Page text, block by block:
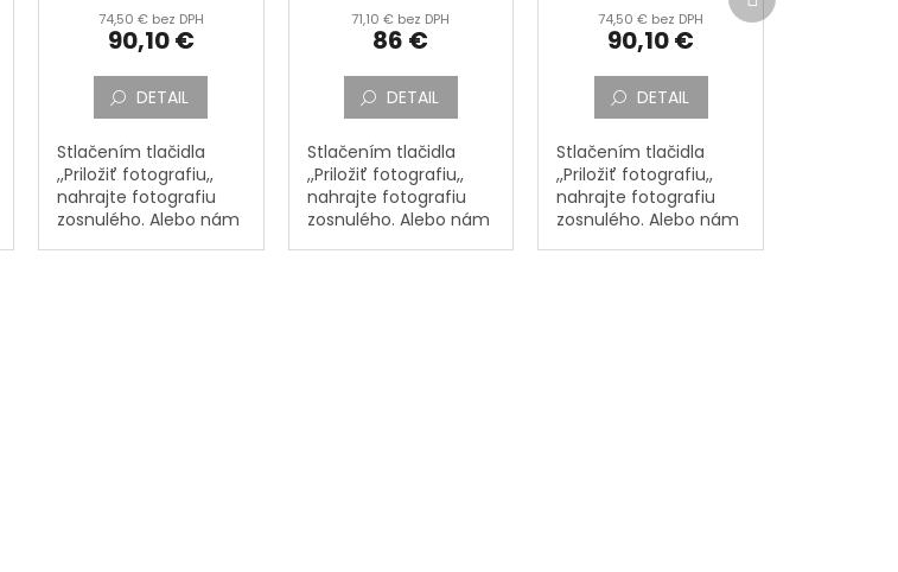
74,50 € bez DPH
90,10 €
DETAIL
Stlačením tlačidla
,,Priložiť fotografiu,,
nahrajte fotografiu
zosnulého. Alebo nám
71,10 € bez DPH
86 €
DETAIL
Stlačením tlačidla
,,Priložiť fotografiu,,
nahrajte fotografiu
zosnulého. Alebo nám
74,50 € bez DPH
90,10 €
DETAIL
Stlačením tlačidla
,,Priložiť fotografiu,,
nahrajte fotografiu
zosnulého. Alebo nám
produkt